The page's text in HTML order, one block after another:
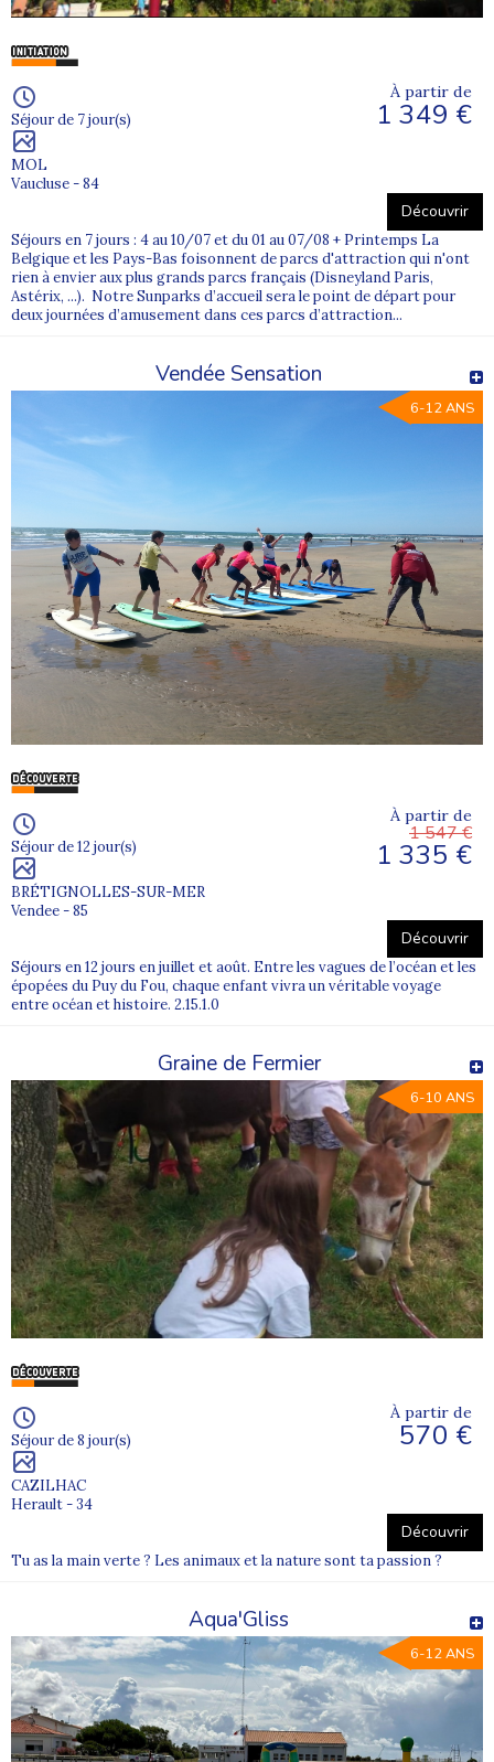
Séjour de 7 jour(s)
MOL
Vaucluse - 84
À partir de
1 349 €
Découvrir
Séjours en 7 jours : 4 au 10/07 et du 01 au 07/08 + Printemps La
Belgique et les Pays-Bas foisonnent de parcs d'attraction qui n'ont
rien à envier aux plus grands parcs français (Disneyland Paris,
Astérix, ...). Notre Sunparks d’accueil sera le point de départ pour
deux journées d’amusement dans ces parcs d’attraction...
Vendée Sensation
6-12 ANS
Séjour de 12 jour(s)
BRÉTIGNOLLES-SUR-MER
Vendee - 85
À partir de
1 547 €
1 335 €
Découvrir
Séjours en 12 jours en juillet et août. Entre les vagues de l’océan et les
épopées du Puy du Fou, chaque enfant vivra un véritable voyage
entre océan et histoire. 2.15.1.0
Graine de Fermier
6-10 ANS
Séjour de 8 jour(s)
CAZILHAC
Herault - 34
À partir de
570 €
Découvrir
Tu as la main verte ? Les animaux et la nature sont ta passion ?
Aqua'Gliss
6-12 ANS